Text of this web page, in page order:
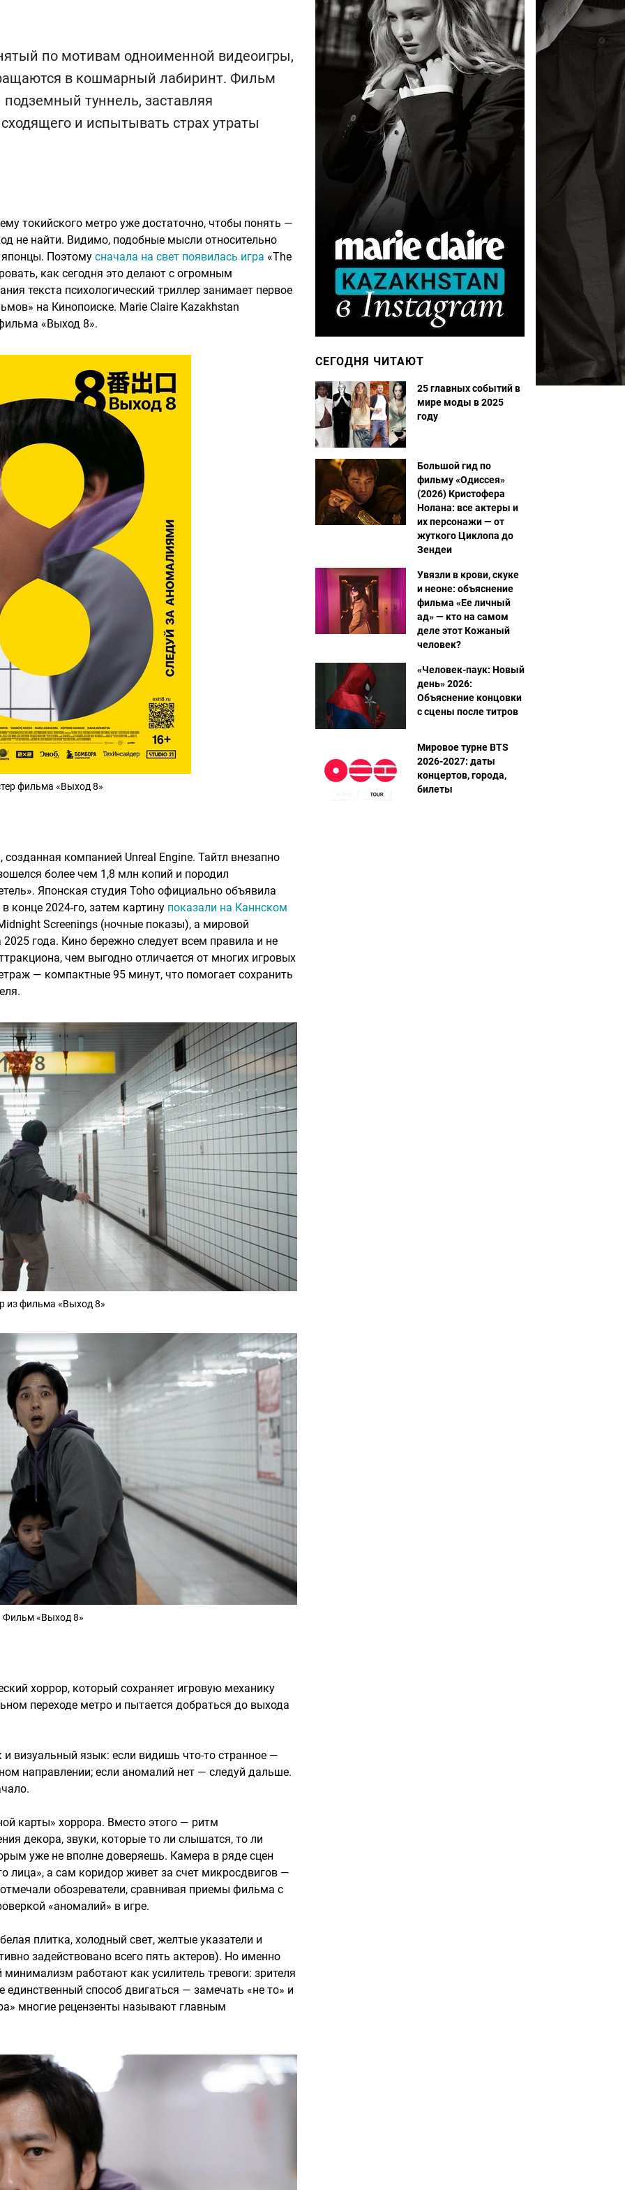
по мотивам одноименной видеоигры,
в кошмарный лабиринт. Фильм
туннель, заставляя
и испытывать страх утраты
токийского метро уже достаточно, чтобы понять —
не найти. Видимо, подобные мысли относительно
Поэтому сначала на свет появилась игра «The
как сегодня это делают с огромным
текста психологический триллер занимает первое
на Кинопоиске. Marie Claire Kazakhstan
«Выход 8».
фильма «Выход 8»
компанией Unreal Engine. Тайтл внезапно
более чем 1,8 млн копий и породил
Японская студия Toho официально объявила
2024-го, затем картину показали на Каннском
Screenings (ночные показы), а мировой
2025 года. Кино бережно следует всем правила и не
чем выгодно отличается от многих игровых
— компактные 95 минут, что помогает сохранить
из фильма «Выход 8»
Фильм «Выход 8»
хоррор, который сохраняет игровую механику
переходе метро и пытается добраться до выхода
визуальный язык: если видишь что-то странное —
направлении; если аномалий нет — следуй дальше.
карты» хоррора. Вместо этого — ритм
декора, звуки, которые то ли слышатся, то ли
уже не вполне доверяешь. Камера в ряде сцен
лица», а сам коридор живет за счет микросдвигов —
обозреватели, сравнивая приемы фильма с
«аномалий» в игре.
плитка, холодный свет, желтые указатели и
задействовано всего пять актеров). Но именно
работают как усилитель тревоги: зрителя
единственный способ двигаться — замечать «не то» и
многие рецензенты называют главным
СЕГОДНЯ ЧИТАЮТ
25 главных событий в
мире моды в 2025
году
Большой гид по
фильму «Одиссея»
(2026) Кристофера
Нолана: все актеры и
их персонажи — от
жуткого Циклопа до
Зендеи
Увязли в крови, скуке
и неоне: объяснение
фильма «Ее личный
ад» — кто на самом
деле этот Кожаный
человек?
«Человек-паук: Новый
день» 2026:
Объяснение концовки
с сцены после титров
Мировое турне BTS
2026-2027: даты
концертов, города,
билеты